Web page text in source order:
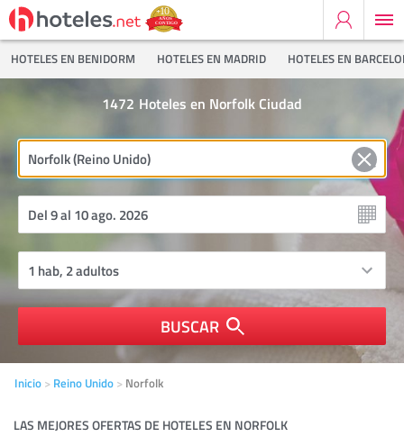
HOTELES EN BENIDORM HOTELES EN MADRID HOTELES EN
Hoteles en Norfolk Ciudad
1472
BUSCAR
Inicio Reino Unido Norfolk
LAS MEJORES OFERTAS DE HOTELES EN NORFOLK